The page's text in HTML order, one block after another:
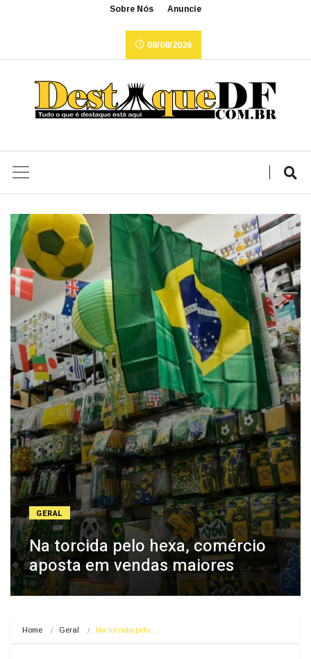
Sobre Nós Anuncie
08/08/2026
GERAL
Na torcida pelo hexa, comércio
aposta em vendas maiores
Home Geral Na torcida pelo…